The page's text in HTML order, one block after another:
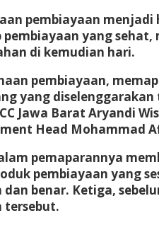
pembiayaan
yang
di kemudian hari.
pembiayaan,
yang
Jawa Barat Aryandi
Head Mohammad
pemaparannya
pembiayaan yang
benar. Ketiga,
tersebut.